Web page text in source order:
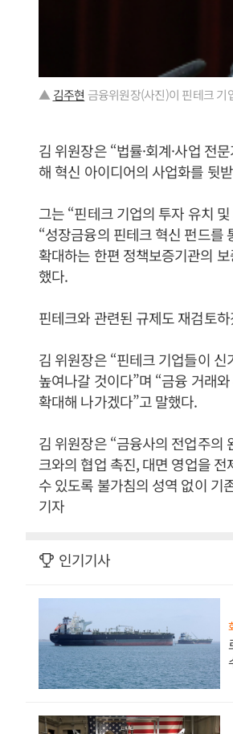
▲ 김주현 금융위원장(사진)이 핀테크
김 위원장은 “법률·회계·사업 전
해 혁신 아이디어의 사업화를 뒷
그는 “핀테크 기업의 투자 유치
“성장금융의 핀테크 혁신 펀드를
확대하는 한편 정책보증기관의
했다.
핀테크와 관련된 규제도 재검토
김 위원장은 “핀테크 기업들이
높여나갈 것이다”며 “금융 거래
확대해 나가겠다”고 말했다.
김 위원장은 “금융사의 전업주의
크와의 협업 촉진, 대면 영업을
수 있도록 불가침의 성역 없이 기
기자
인기기사